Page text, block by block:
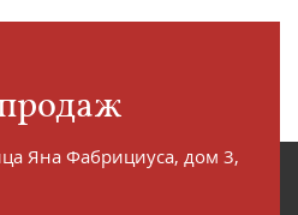
Яна Фабрициуса, дом 3,